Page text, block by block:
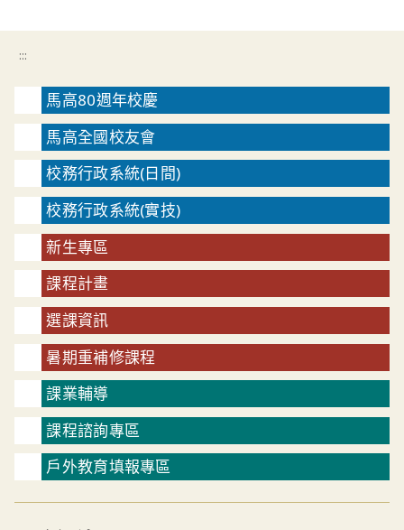
:::
馬高80週年校慶
馬高全國校友會
校務行政系統(日間)
校務行政系統(實技)
新生專區
課程計畫
選課資訊
暑期重補修課程
課業輔導
課程諮詢專區
戶外教育填報專區